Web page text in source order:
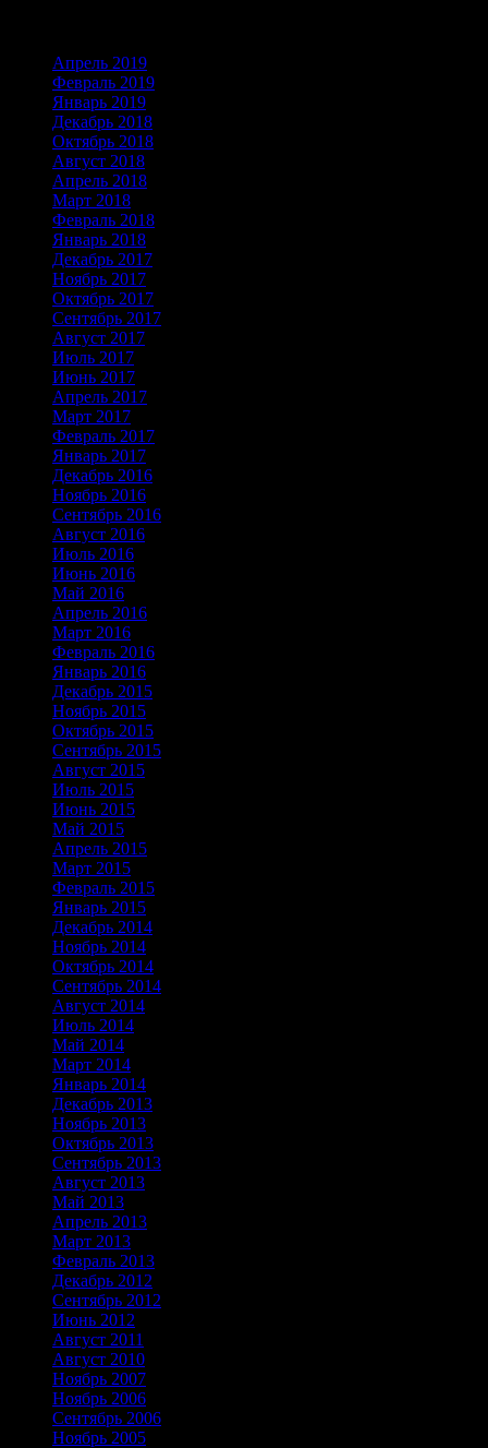
Апрель 2019
Февраль 2019
Январь 2019
Декабрь 2018
Октябрь 2018
Август 2018
Апрель 2018
Март 2018
Февраль 2018
Январь 2018
Декабрь 2017
Ноябрь 2017
Октябрь 2017
Сентябрь 2017
Август 2017
Июль 2017
Июнь 2017
Апрель 2017
Март 2017
Февраль 2017
Январь 2017
Декабрь 2016
Ноябрь 2016
Сентябрь 2016
Август 2016
Июль 2016
Июнь 2016
Май 2016
Апрель 2016
Март 2016
Февраль 2016
Январь 2016
Декабрь 2015
Ноябрь 2015
Октябрь 2015
Сентябрь 2015
Август 2015
Июль 2015
Июнь 2015
Май 2015
Апрель 2015
Март 2015
Февраль 2015
Январь 2015
Декабрь 2014
Ноябрь 2014
Октябрь 2014
Сентябрь 2014
Август 2014
Июль 2014
Май 2014
Март 2014
Январь 2014
Декабрь 2013
Ноябрь 2013
Октябрь 2013
Сентябрь 2013
Август 2013
Май 2013
Апрель 2013
Март 2013
Февраль 2013
Декабрь 2012
Сентябрь 2012
Июнь 2012
Август 2011
Август 2010
Ноябрь 2007
Ноябрь 2006
Сентябрь 2006
Ноябрь 2005